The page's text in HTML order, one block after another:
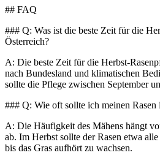
## FAQ
### Q: Was ist die beste Zeit für die
Österreich?
A: Die beste Zeit für die Herbst-
nach Bundesland und klimatischen
sollte die Pflege zwischen September
### Q: Wie oft sollte ich meinen Rasen
A: Die Häufigkeit des Mähens hängt
ab. Im Herbst sollte der Rasen etwa
bis das Gras aufhört zu wachsen.